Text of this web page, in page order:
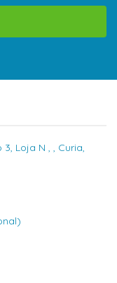
Loja N , , Curia,